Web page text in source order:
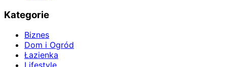
Kategorie
Biznes
Dom i Ogród
Łazienka